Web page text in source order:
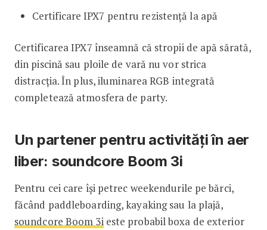
Certificare IPX7 pentru rezistență la apă
Certificarea IPX7 înseamnă că stropii de apă sărată,
din piscină sau ploile de vară nu vor strica
distracția. În plus, iluminarea RGB integrată
completează atmosfera de party.
Un partener pentru activități în aer
liber: soundcore Boom 3i
Pentru cei care își petrec weekendurile pe bărci,
făcând paddleboarding, kayaking sau la plajă,
soundcore Boom 3ieste probabil boxa de exterior